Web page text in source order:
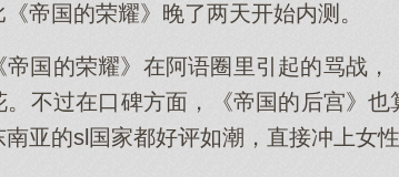
《帝国的荣耀》晚了两天开始内测。
帝国的荣耀》在阿语圈里引起的骂战
。不过在口碑方面，《帝国的后宫》
亚的sl国家都好评如潮，直接冲上女性